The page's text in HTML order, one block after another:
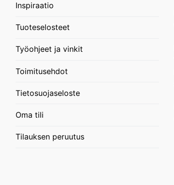
Inspiraatio
Tuoteselosteet
Työohjeet ja vinkit
Toimitusehdot
Tietosuojaseloste
Oma tili
Tilauksen peruutus